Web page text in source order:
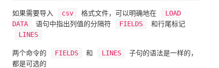
如果需要导入 csv 格式文件，可以明确地在
LOAD
DATA
语句中指出列值的分隔符 FIELDS
和行尾标记
LINES
两个命令的 FIELDS 和 LINES
子句的语法是一样的，
都是可选的